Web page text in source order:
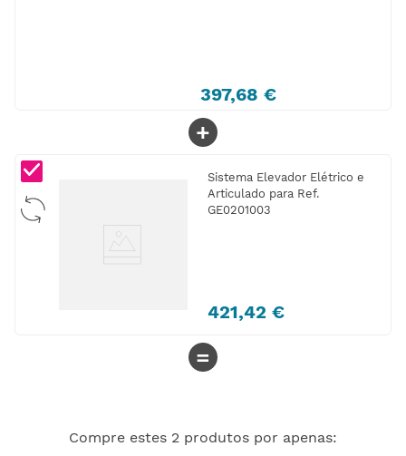
397,68 €
+
Sistema Elevador Elétrico e
Articulado para Ref.
GE0201003
421,42 €
=
Compre estes 2 produtos por apenas: